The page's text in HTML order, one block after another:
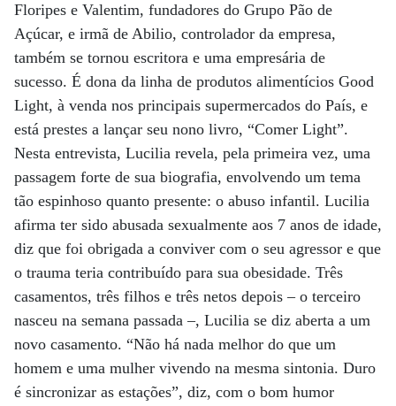
Floripes e Valentim, fundadores do Grupo Pão de
Açúcar, e irmã de Abilio, controlador da empresa,
também se tornou escritora e uma empresária de
sucesso. É dona da linha de produtos alimentícios Good
Light, à venda nos principais supermercados do País, e
está prestes a lançar seu nono livro, “Comer Light”.
Nesta entrevista, Lucilia revela, pela primeira vez, uma
passagem forte de sua biografia, envolvendo um tema
tão espinhoso quanto presente: o abuso infantil. Lucilia
afirma ter sido abusada sexualmente aos 7 anos de idade,
diz que foi obrigada a conviver com o seu agressor e que
o trauma teria contribuído para sua obesidade. Três
casamentos, três filhos e três netos depois – o terceiro
nasceu na semana passada –, Lucilia se diz aberta a um
novo casamento. “Não há nada melhor do que um
homem e uma mulher vivendo na mesma sintonia. Duro
é sincronizar as estações”, diz, com o bom humor